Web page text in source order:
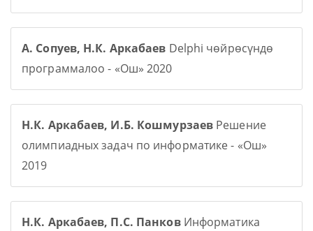
А. Сопуев, Н.К. Аркабаев Delphi чөйрөсүндө
программалоо - «Ош» 2020
Н.К. Аркабаев, И.Б. Кошмурзаев Решение
олимпиадных задач по информатике - «Ош»
2019
Н.К. Аркабаев, П.С. ПанковИнформатика